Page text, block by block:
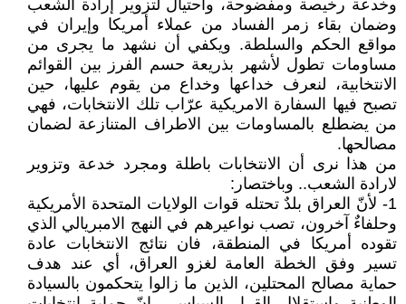
وخدعة رخيصة ومفضوحة، واحتيال لتزوير إرادة الشعب
وضمان بقاء زمر الفساد من عملاء أمريكا وإيران في
مواقع الحكم والسلطة. ويكفي أن نشهد ما يجرى من
مساومات تطول لأشهر بذريعة حسم الفرز بين القوائم
الانتخابية، لنعرف خداعها وخداع من يقوم عليها، حين
تصبح فيها السفارة الامريكية عرّاب تلك الانتخابات، فهي
من يضطلع بالمساومات بين الاطراف المتنازعة لضمان
مصالحها.
من هذا نرى أن الانتخابات باطلة ومجرد خدعة وتزوير
لارادة الشعب.. وباختصار:
1- لأنّ العراق بلدٌ تحتله قوات الولايات المتحدة الأمريكية
وحلفاءٌ آخرون، تصب نواعيرهم في النهج الامبريالي الذي
تقوده أمريكا في المنطقة، فان نتائج الانتخابات عادة
تسير وفق الخطة العامة لغزو العراق، أي عند هدف
حماية مصالح المحتلين، الذين ما زالوا يتحكمون بالسيادة